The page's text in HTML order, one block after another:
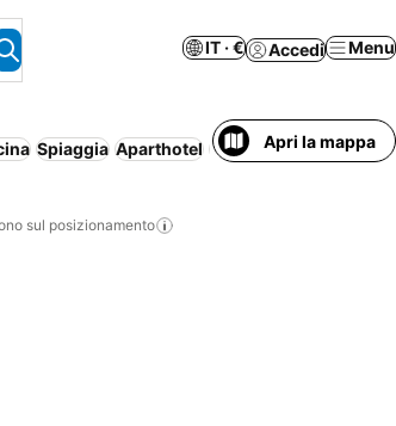
IT · € Accedi Menu
Spiaggia Aparthotel Aria condizionata
Apri la mappa
sul posizionamento
preferiti